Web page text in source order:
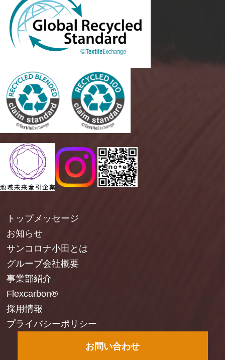
トップメッセージ
お知らせ
サンコロナ小田とは
グループ会社概要
事業部紹介
Flexcarbon®
採用情報
プライバシーポリシー
お問い合わせ